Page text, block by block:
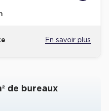
En savoir plus
de bureaux